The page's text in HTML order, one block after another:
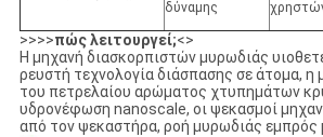
δύναμης
>>>>πώς λειτουργεί;<>
Η μηχανή διασκορπιστών μυρωδιάς
ρευστή τεχνολογία διάσπασης σε άτομα, η
του πετρελαίου αρώματος χτυπημάτων
υδρονέφωση nanoscale, οι ψεκασμοί
από τον ψεκαστήρα, ροή μυρωδιάς εμπρός